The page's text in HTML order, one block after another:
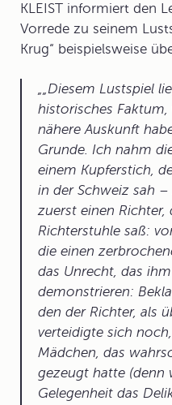
KLEIST informiert den
Vorrede zu seinem
Krug“ beispielsweise
„Diesem Lustspiel
historisches
nähere Auskunft
Grunde. Ich nahm
einem Kupferstich,
in der Schweiz sah
zuerst einen
Richterstuhle saß:
die einen
das Unrecht, das
demonstrieren:
den der Richter, als
verteidigte sich
Mädchen, das
gezeugt hatte (denn
Gelegenheit das